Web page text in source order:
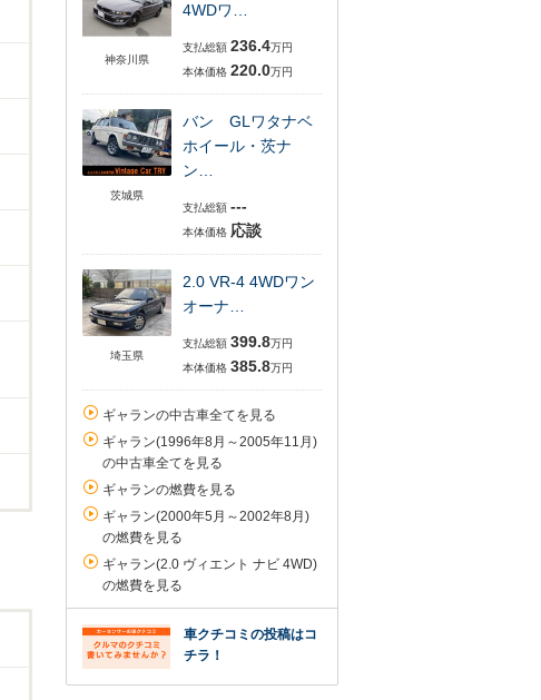
神奈川県
4WDワ…
支払総額 236.4万円
本体価格 220.0万円
茨城県
バン GLワタナベ
ホイール・茨ナ
ン…
支払総額 ---
本体価格 応談
埼玉県
2.0 VR-4 4WDワン
オーナ…
支払総額 399.8万円
本体価格 385.8万円
ギャランの中古車全てを見る
ギャラン(1996年8月～2005年11月)
の中古車全てを見る
ギャランの燃費を見る
ギャラン(2000年5月～2002年8月)
の燃費を見る
ギャラン(2.0 ヴィエント ナビ 4WD)
の燃費を見る
車クチコミの投稿はコ
チラ！